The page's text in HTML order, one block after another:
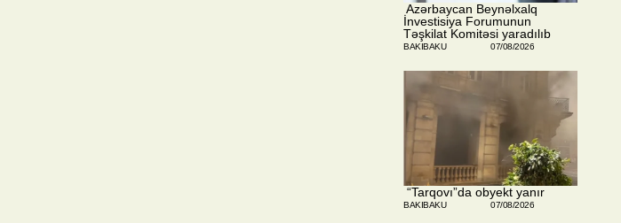
​ Azərbaycan Beynəlxalq
İnvestisiya Forumunun
Təşkilat Komitəsi yaradılıb
BAKIBAKU 07/08/2026
​ “Tarqovı”da obyekt yanır
BAKIBAKU 07/08/2026